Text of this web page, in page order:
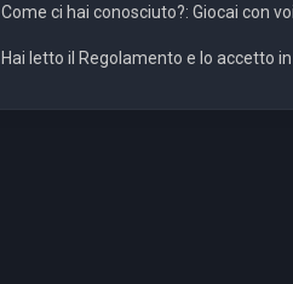
Come ci hai conosciuto?: Giocai con
Hai letto il Regolamento e lo accetto